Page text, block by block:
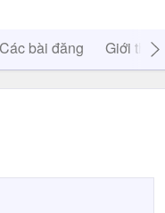
Các bài đăng Giới thiệu